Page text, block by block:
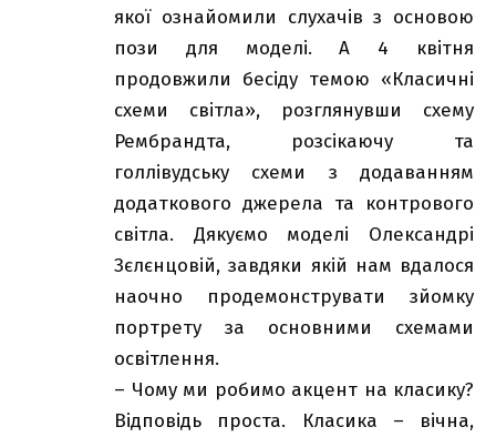
якої ознайомили слухачів з основою
пози для моделі. А 4 квітня
продовжили бесіду темою «Класичні
схеми світла», розглянувши схему
Рембрандта, розсікаючу та
голлівудську схеми з додаванням
додаткового джерела та контрового
світла. Дякуємо моделі Олександрі
Зєлєнцовій, завдяки якій нам вдалося
наочно продемонструвати зйомку
портрету за основними схемами
освітлення.
– Чому ми робимо акцент на класику?
Відповідь проста. Класика – вічна,